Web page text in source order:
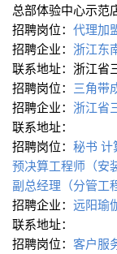
总部体验中心示范
招聘岗位： 代理加
招聘企业： 浙江东
联系地址：浙江省
招聘岗位： 三角带
招聘企业： 浙江省
联系地址：
招聘岗位： 秘书计
预决算工程师（安
副总经理（分管工
招聘企业： 远阳瑜
联系地址：
招聘岗位： 客户服